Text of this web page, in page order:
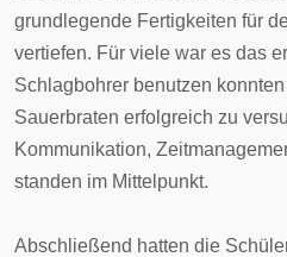
grundlegende Fertigkeiten für
vertiefen. Für viele war es das
Schlagbohrer benutzen
Sauerbraten erfolgreich zu
Kommunikation,
standen im Mittelpunkt.
Abschließend hatten die